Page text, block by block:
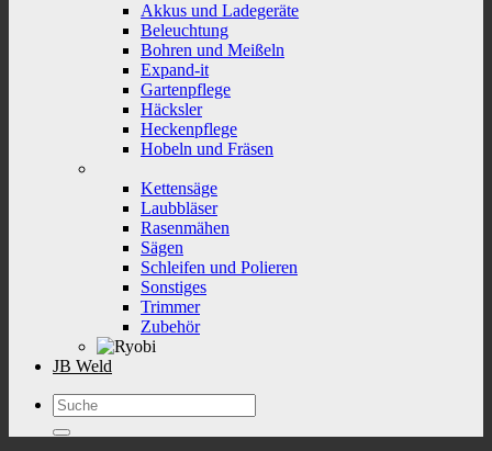
Akkus und Ladegeräte
Beleuchtung
Bohren und Meißeln
Expand-it
Gartenpflege
Häcksler
Heckenpflege
Hobeln und Fräsen
Kettensäge
Laubbläser
Rasenmähen
Sägen
Schleifen und Polieren
Sonstiges
Trimmer
Zubehör
JB Weld
Suchen
nach: